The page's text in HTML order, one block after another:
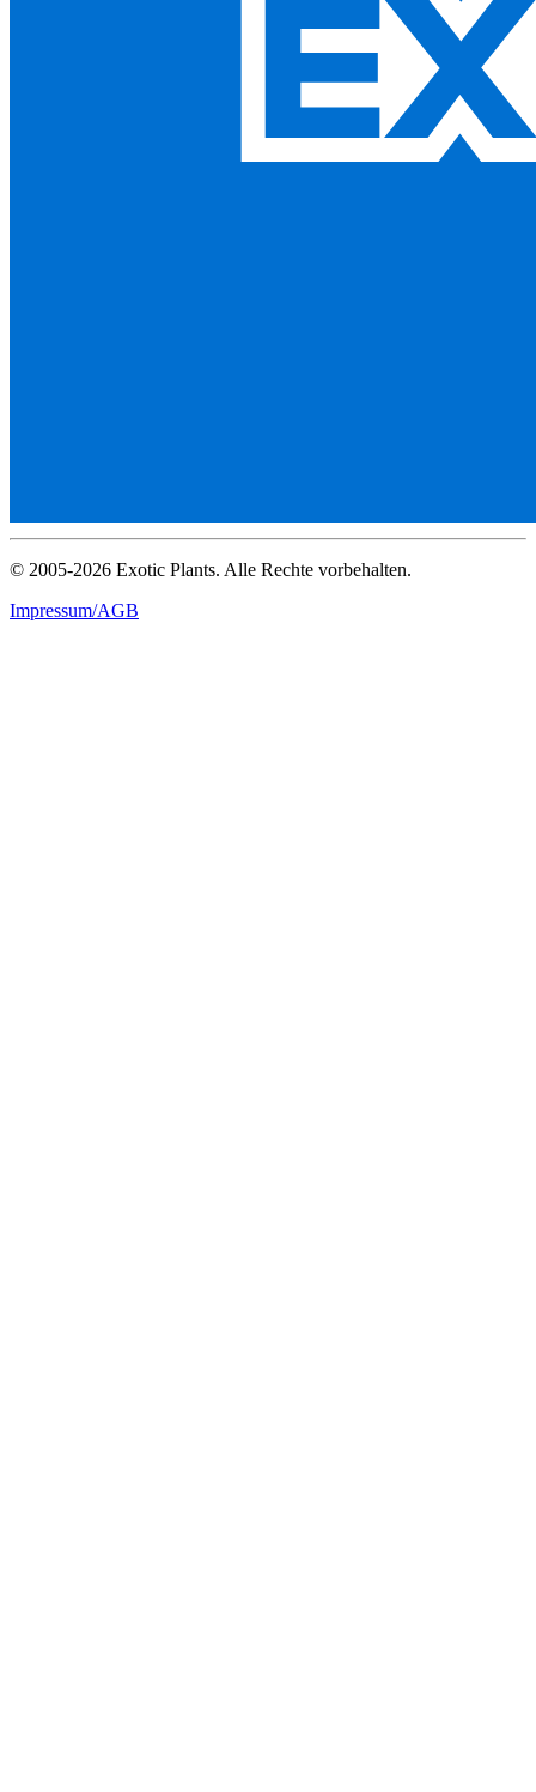
© 2005-2026 Exotic Plants. Alle Rechte vorbehalten.
Impressum/AGB